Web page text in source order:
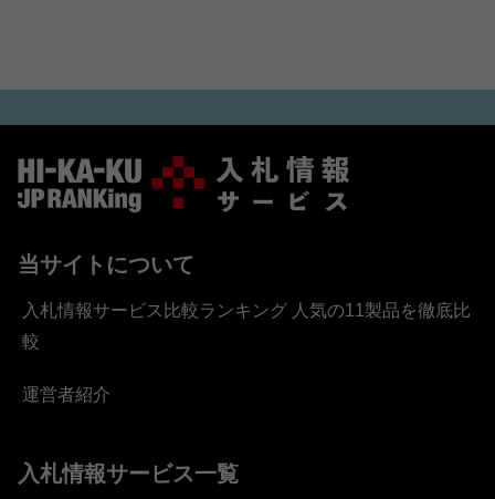
当サイトについて
入札情報サービス比較ランキング 人気の11製品を徹底比
較
運営者紹介
入札情報サービス一覧